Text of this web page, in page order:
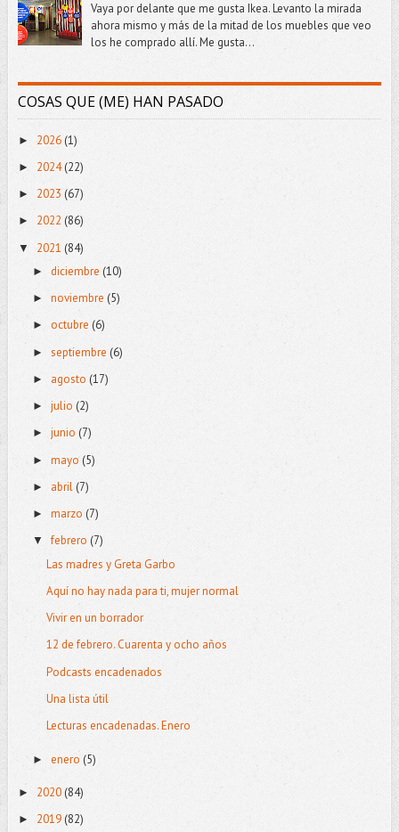
Vaya por delante que me gusta Ikea. Levanto la mirada
ahora mismo y más de la mitad de los muebles que veo
los he comprado allí. Me gusta...
COSAS QUE (ME) HAN PASADO
► 2026 (1)
► 2024(22)
► 2023 (67)
► 2022 (86)
▼ 2021 (84)
► diciembre (10)
► noviembre (5)
► octubre (6)
► septiembre (6)
► agosto (17)
► julio (2)
► junio (7)
► mayo(5)
► abril(7)
► marzo (7)
▼febrero (7)
Las madres y Greta Garbo
Aquí no hay nada para ti, mujer normal
Vivir en un borrador
12 de febrero. Cuarenta y ocho años
Podcasts encadenados
Una lista útil
Lecturas encadenadas. Enero
► enero (5)
► 2020 (84)
► 2019(82)